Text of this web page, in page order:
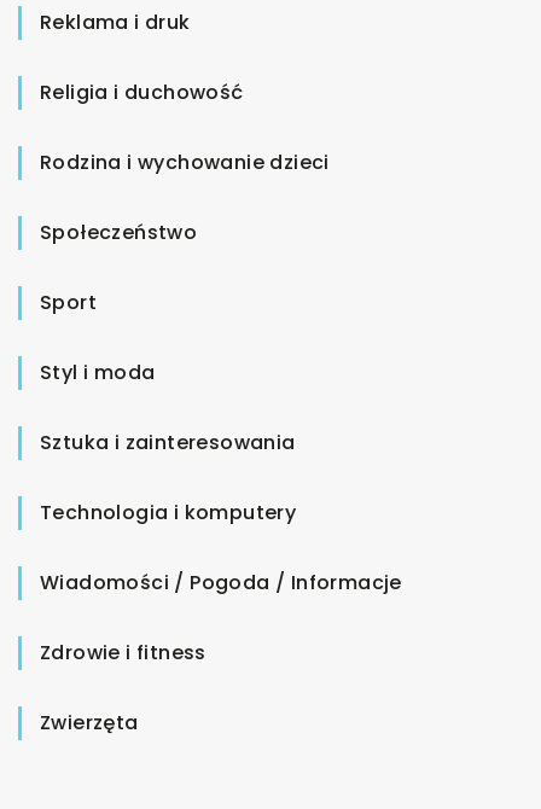
Reklama i druk
Religia i duchowość
Rodzina i wychowanie dzieci
Społeczeństwo
Sport
Styl i moda
Sztuka i zainteresowania
Technologia i komputery
Wiadomości / Pogoda / Informacje
Zdrowie i fitness
Zwierzęta